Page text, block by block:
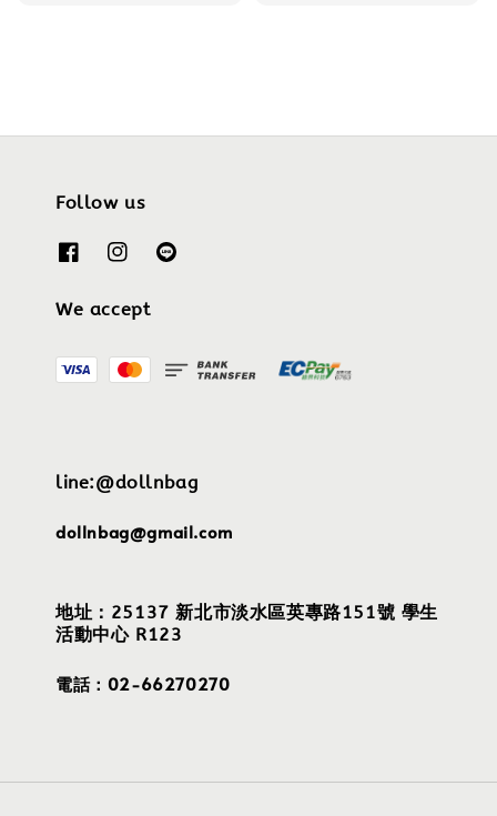
Follow us
We accept
line:@dollnbag
dollnbag@gmail.com
地址：25137 新北市淡水區英專路151號 學生
活動中心 R123
電話：02-66270270